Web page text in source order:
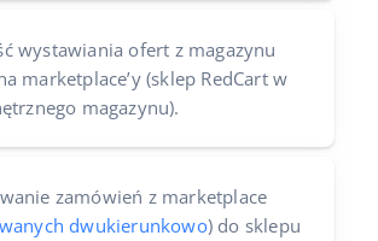
wystawiania ofert z magazynu
marketplace’y (sklep RedCart w
magazynu).
zamówień z marketplace
dwukierunkowo) do sklepu